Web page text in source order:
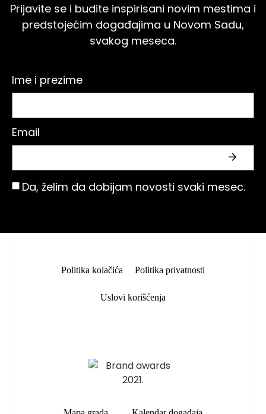
Prijavite se i budite inspirisani novim mestima i
predstojećim događajima u Novom Sadu,
svakog meseca.
Ime i prezime
Email
Da, želim da dobijam novosti svaki mesec.
Politika kolačića Politika privatnosti
Uslovi korišćenja